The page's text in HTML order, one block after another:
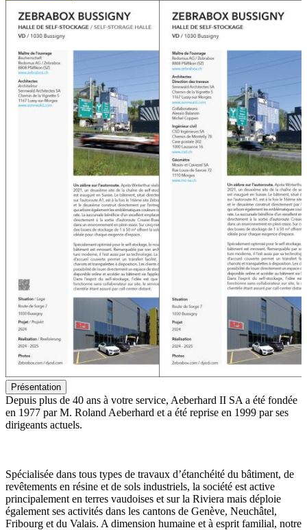
Présentation
Depuis plus de 40 ans à votre service, Aeberhard II SA a été fondée
en 1977 par M. Roland Aeberhard et a été reprise en 1999 par ses
dirigeants actuels.
Spécialisée dans tous types de travaux d’étanchéité du bâtiment, de
revêtements en résine et de sols industriels, la société est active
principalement en terres vaudoises et sur la Riviera mais déploie
également ses activités dans les cantons de Genève, Neuchâtel,
Fribourg et du Valais. A dimension humaine et à esprit familial, notre